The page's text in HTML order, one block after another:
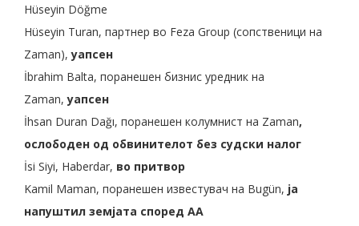
Hüseyin Döğme
Hüseyin Turan, партнер во Feza Group (сопственици на
Zaman),уапсен
İbrahim Balta, поранешен бизнис уредник на
Zaman,уапсен
İhsan Duran Dağı, поранешен колумнист на Zaman,
ослободен од обвинителот без судски налог
İsi Siyi, Haberdar, во притвор
Kamil Maman, поранешен известувач на Bugün, ја
напуштил земјата според AA